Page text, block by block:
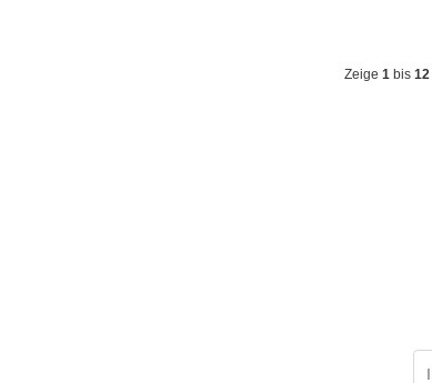
Zeige 1 bis 12